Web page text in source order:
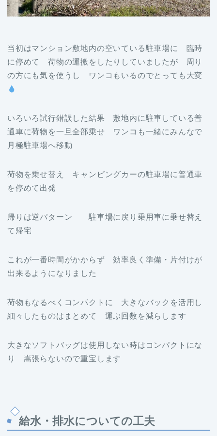
当初はマンション敷地内の空いている駐車場に 臨時
に停めて 荷物の運搬をしたりしていましたが 周り
の方にも気を使うし ワンコもいるのでとっても大変
いろいろ試行錯誤した結果 敷地内に駐車している普
通車に荷物を一旦全部乗せ ワンコも一緒にみんなで
月極駐車場へ移動
荷物を乗せ替え キャンピングカーの駐車場に普通車
を停めて出発
帰りは逆パターン 駐車場に戻り乗用車に乗せ替え
て帰宅
これが一番時間がかからず 効率良く準備・片付けが
出来るようになりました
荷物もなるべくコンパクトに 大きなバックを活用し
細々したものはまとめて 運ぶ回数を減らします
大きなソフトバッグは使用しない時はコンパクトにな
り 嵩張らないので重宝します
給水・排水についての工夫